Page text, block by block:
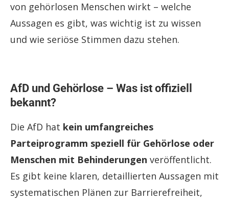
von gehörlosen Menschen wirkt – welche
Aussagen es gibt, was wichtig ist zu wissen
und wie seriöse Stimmen dazu stehen.
AfD und Gehörlose – Was ist offiziell
bekannt?
Die AfD hat kein umfangreiches
Parteiprogramm speziell für Gehörlose oder
Menschen mit Behinderungen veröffentlicht.
Es gibt keine klaren, detaillierten Aussagen mit
systematischen Plänen zur Barrierefreiheit,